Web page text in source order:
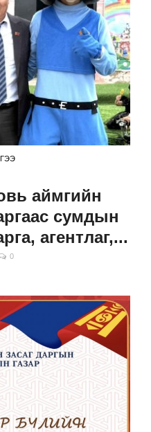
аймгийн
сумдын
агентлаг,...
0